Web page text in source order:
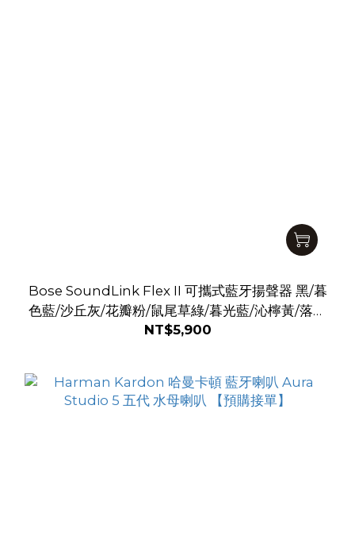
Bose SoundLink Flex II 可攜式藍牙揚聲器 黑/暮
色藍/沙丘灰/花瓣粉/鼠尾草綠/暮光藍/沁檸黃/落日
暖桃/薄霧灰
NT$5,900